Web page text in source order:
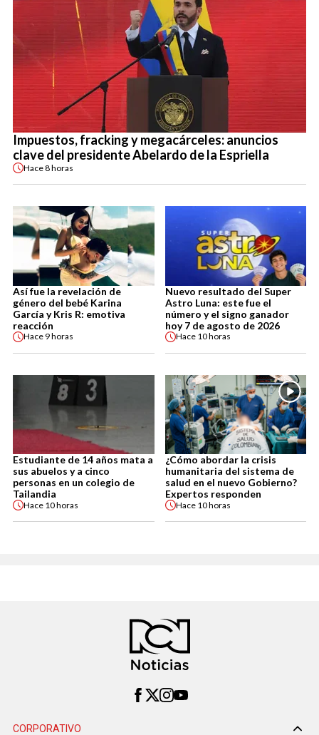
Impuestos, fracking y megacárceles: anuncios
clave del presidente Abelardo de la Espriella
Hace8 horas
Así fue la revelación de
género del bebé Karina
García y Kris R: emotiva
reacción
Hace 9 horas
Nuevo resultado del Super
Astro Luna: este fue el
número y el signo ganador
hoy 7 de agosto de 2026
Hace 10 horas
Estudiante de 14 años mata a
sus abuelos y a cinco
personas en un colegio de
Tailandia
Hace 10 horas
¿Cómo abordar la crisis
humanitaria del sistema de
salud en el nuevo Gobierno?
Expertos responden
Hace 10 horas
CORPORATIVO